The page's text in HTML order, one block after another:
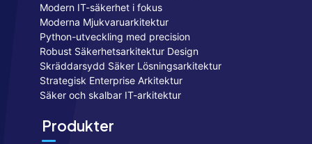
Modern IT-säkerhet i fokus
Moderna Mjukvaruarkitektur
Python-utveckling med precision
Robust Säkerhetsarkitektur Design
Skräddarsydd Säker Lösningsarkitektur
Strategisk Enterprise Arkitektur
Säker och skalbar IT-arkitektur
Produkter